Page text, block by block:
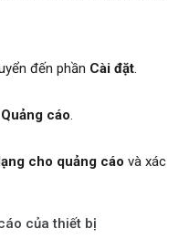
đến phần Cài đặt.
Quảng cáo.
cho quảng cáo và xác
của thiết bị